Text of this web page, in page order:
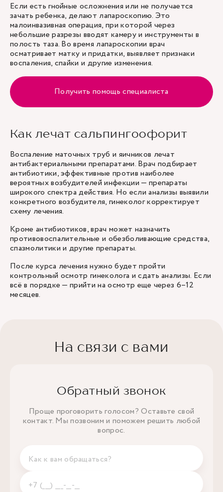
Если есть гнойные осложнения или не получается
зачать ребенка, делают лапароскопию. Это
малоинвазивная операция, при которой через
небольшие разрезы вводят камеру и инструменты в
полость таза. Во время лапароскопии врач
осматривает матку и придатки, выявляет признаки
воспаления, спайки и другие изменения.
Получить помощь специалиста
Как лечат сальпингоофорит
Воспаление маточных труб и яичников лечат
антибактериальными препаратами. Врач подбирает
антибиотики, эффективные против наиболее
вероятных возбудителей инфекции — препараты
широкого спектра действия. Но если анализы выявили
конкретного возбудителя, гинеколог корректирует
схему лечения.
Кроме антибиотиков, врач может назначить
противовоспалительные и обезболивающие средства,
спазмолитики и другие препараты.
После курса лечения нужно будет пройти
контрольный осмотр гинеколога и сдать анализы. Если
всё в порядке — прийти на осмотр еще через 6–12
месяцев.
На связи с вами
Обратный звонок
Проще проговорить голосом? Оставьте свой
контакт. Мы позвоним и поможем решить любой
вопрос.